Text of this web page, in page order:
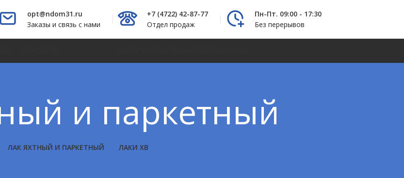
opt@ndom31.ru
Заказы и связь с нами
+7 (4722) 42-87-77
Отдел продаж
Пн-Пт. 09:00 - 17:30
Без перерывов
и паркетный
ЛАК ЯХТНЫЙ И ПАРКЕТНЫЙ ЛАКИ ХВ